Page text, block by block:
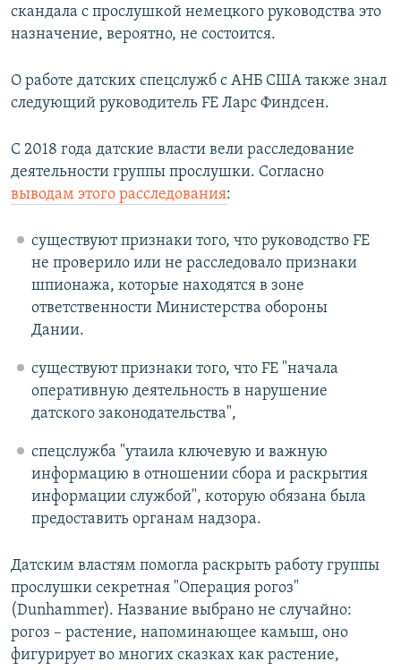
скандала с прослушкой немецкого руководства это
назначение, вероятно, не состоится.
О работе датских спецслужб с АНБ США также знал
следующий руководитель FE Ларс Финдсен.
С 2018 года датские власти вели расследование
деятельности группы прослушки. Согласно
выводам этого расследования:
существуют признаки того, что руководство FE
не проверило или не расследовало признаки
шпионажа, которые находятся в зоне
ответственности Министерства обороны
Дании.
существуют признаки того, что FE "начала
оперативную деятельность в нарушение
датского законодательства",
спецслужба "утаила ключевую и важную
информацию в отношении сбора и раскрытия
информации службой", которую обязана была
предоставить органам надзора.
Датским властям помогла раскрыть работу группы
прослушки секретная "Операция рогоз"
(Dunhammer). Название выбрано не случайно:
рогоз – растение, напоминающее камыш, оно
фигурирует во многих сказках как растение,